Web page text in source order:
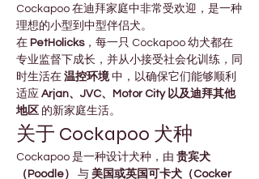
Cockapoo 在迪拜家庭中非常受欢迎，是一种
理想的小型到中型伴侣犬。
在 PetHolicks，每一只 Cockapoo 幼犬都在
专业监督下成长，并从小接受社会化训练，同
时生活在 温控环境 中，以确保它们能够顺利
适应 Arjan、JVC、Motor City 以及迪拜其他
地区 的新家庭生活。
关于 Cockapoo 犬种
Cockapoo 是一种设计犬种，由 贵宾犬
（Poodle）
与 美国或英国可卡犬（Cocker